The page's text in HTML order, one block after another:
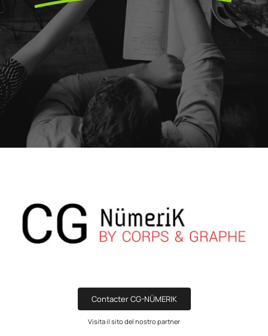
Contacter CG-NÜMERIK
Visita il sito del nostro partner